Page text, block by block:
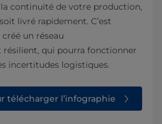
continuité de votre production,
livré rapidement. C’est
un réseau
résilient, qui pourra fonctionner
incertitudes logistiques.
télécharger l’infographie